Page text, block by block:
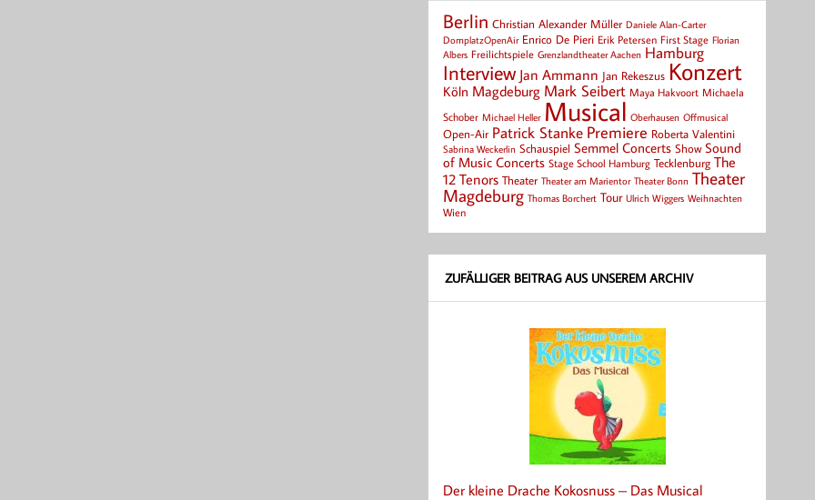
Berlin Christian Alexander Müller Daniele Alan-Carter
DomplatzOpenAir Enrico De Pieri Erik Petersen First Stage Florian
Albers Freilichtspiele Grenzlandtheater Aachen Hamburg
Interview Jan Ammann Jan Rekeszus Konzert
Köln Magdeburg Mark Seibert Maya Hakvoort Michaela
Schober Michael Heller Musical Oberhausen Offmusical
Open-Air Patrick Stanke Premiere Roberta Valentini
Sabrina Weckerlin Schauspiel Semmel Concerts Show Sound
of Music Concerts Stage School Hamburg Tecklenburg The
12 Tenors Theater Theater am Marientor Theater Bonn Theater
Magdeburg Thomas Borchert Tour Ulrich Wiggers Weihnachten
Wien
ZUFÄLLIGER BEITRAG AUS UNSEREM ARCHIV
Der kleine Drache Kokosnuss – Das Musical